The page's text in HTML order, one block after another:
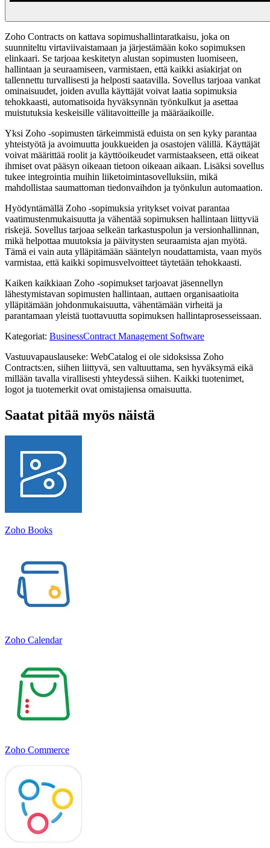
Zoho Contracts on kattava sopimushallintaratkaisu, joka on
suunniteltu virtaviivaistamaan ja järjestämään koko sopimuksen
elinkaari. Se tarjoaa keskitetyn alustan sopimusten luomiseen,
hallintaan ja seuraamiseen, varmistaen, että kaikki asiakirjat on
tallennettu turvallisesti ja helposti saatavilla. Sovellus tarjoaa vankat
ominaisuudet, joiden avulla käyttäjät voivat laatia sopimuksia
tehokkaasti, automatisoida hyväksynnän työnkulkut ja asettaa
muistutuksia keskeisille välitavoitteille ja määräaikoille.
Yksi Zoho -sopimusten tärkeimmistä eduista on sen kyky parantaa
yhteistyötä ja avoimuutta joukkueiden ja osastojen välillä. Käyttäjät
voivat määrittää roolit ja käyttöoikeudet varmistaakseen, että oikeat
ihmiset ovat pääsyn oikeaan tietoon oikeaan aikaan. Lisäksi sovellus
tukee integrointia muihin liiketoimintasovelluksiin, mikä
mahdollistaa saumattoman tiedonvaihdon ja työnkulun automaation.
Hyödyntämällä Zoho -sopimuksia yritykset voivat parantaa
vaatimustenmukaisuutta ja vähentää sopimuksen hallintaan liittyviä
riskejä. Sovellus tarjoaa selkeän tarkastuspolun ja versionhallinnan,
mikä helpottaa muutoksia ja päivitysten seuraamista ajan myötä.
Tämä ei vain auta ylläpitämään sääntelyn noudattamista, vaan myös
varmistaa, että kaikki sopimusvelvoitteet täytetään tehokkaasti.
Kaiken kaikkiaan Zoho -sopimukset tarjoavat jäsennellyn
lähestymistavan sopimusten hallintaan, auttaen organisaatioita
ylläpitämään johdonmukaisuutta, vähentämään virheitä ja
parantamaan yleistä tuottavuutta sopimuksen hallintaprosesseissaan.
Kategoriat: BusinessContract Management Software
Vastuuvapauslauseke: WebCatalog ei ole sidoksissa Zoho
Contracts:en, siihen liittyvä, sen valtuuttama, sen hyväksymä eikä
millään tavalla virallisesti yhteydessä siihen. Kaikki tuotenimet,
logot ja tuotemerkit ovat omistajiensa omaisuutta.
Saatat pitää myös näistä
Zoho Books
Zoho Calendar
Zoho Commerce